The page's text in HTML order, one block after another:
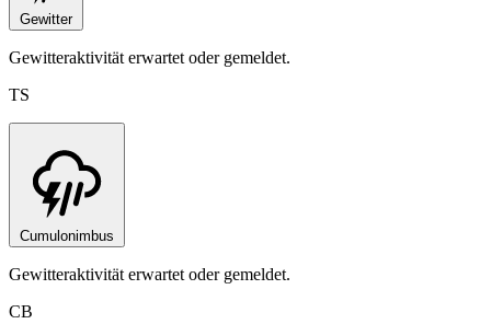
Gewitter
Gewitteraktivität erwartet oder gemeldet.
TS
Cumulonimbus
Gewitteraktivität erwartet oder gemeldet.
CB